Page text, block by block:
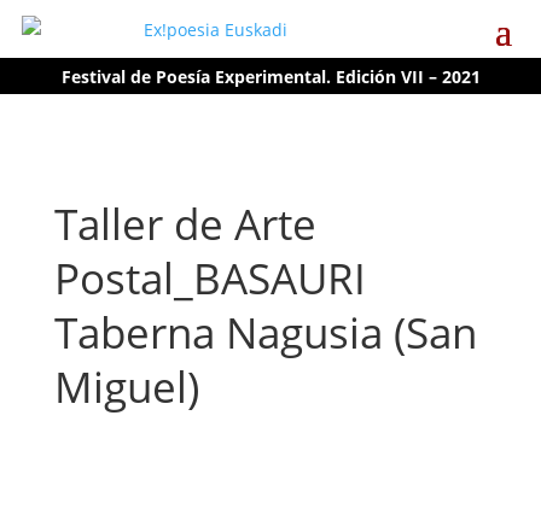
Festival de Poesía Experimental. Edición VII – 2021
Taller de Arte
Postal_BASAURI
Taberna Nagusia (San
Miguel)